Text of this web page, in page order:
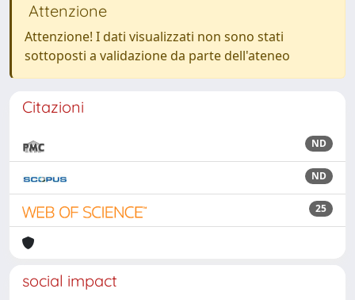
Attenzione
Attenzione! I dati visualizzati non sono stati
sottoposti a validazione da parte dell'ateneo
Citazioni
ND
ND
25
social impact